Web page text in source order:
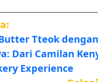
Tteok
Dari Camilan
Experience